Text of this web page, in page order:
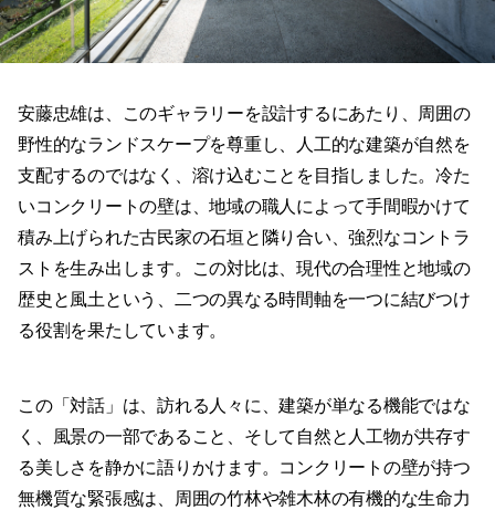
安藤忠雄は、このギャラリーを設計するにあたり、周囲の
野性的なランドスケープを尊重し、人工的な建築が自然を
支配するのではなく、溶け込むことを目指しました。冷た
いコンクリートの壁は、地域の職人によって手間暇かけて
積み上げられた古民家の石垣と隣り合い、強烈なコントラ
ストを生み出します。この対比は、現代の合理性と地域の
歴史と風土という、二つの異なる時間軸を一つに結びつけ
る役割を果たしています。
この「対話」は、訪れる人々に、建築が単なる機能ではな
く、風景の一部であること、そして自然と人工物が共存す
る美しさを静かに語りかけます。コンクリートの壁が持つ
無機質な緊張感は、周囲の竹林や雑木林の有機的な生命力